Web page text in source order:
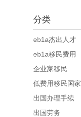
分类
eb1a杰出人才
eb1a移民费用
企业家移民
低费用移民国家
出国办理手续
出国劳务